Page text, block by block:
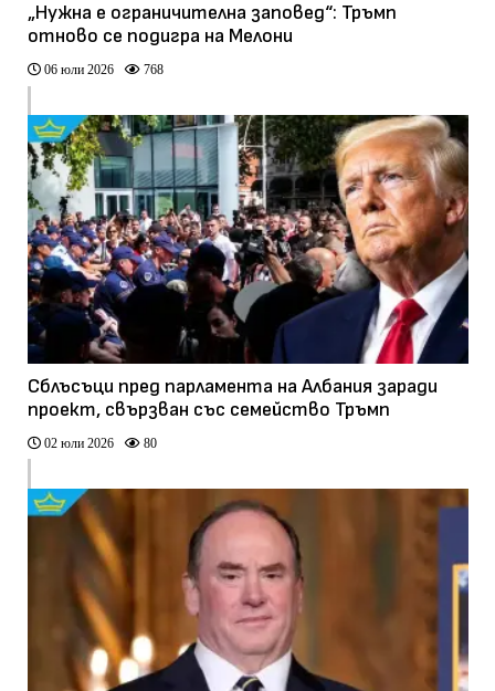
„Нужна е ограничителна заповед“: Тръмп
отново се подигра на Мелони
06 юли 2026 768
Сблъсъци пред парламента на Албания заради
проект, свързван със семейство Тръмп
02 юли 2026 80